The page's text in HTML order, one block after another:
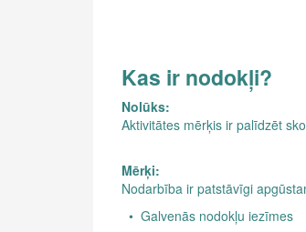
Kas ir nodokļi?
Nolūks:
Aktivitātes mērķis ir palīdzēt
Mērķi:
Nodarbība ir patstāvīgi
• Galvenās nodokļu iezīmes